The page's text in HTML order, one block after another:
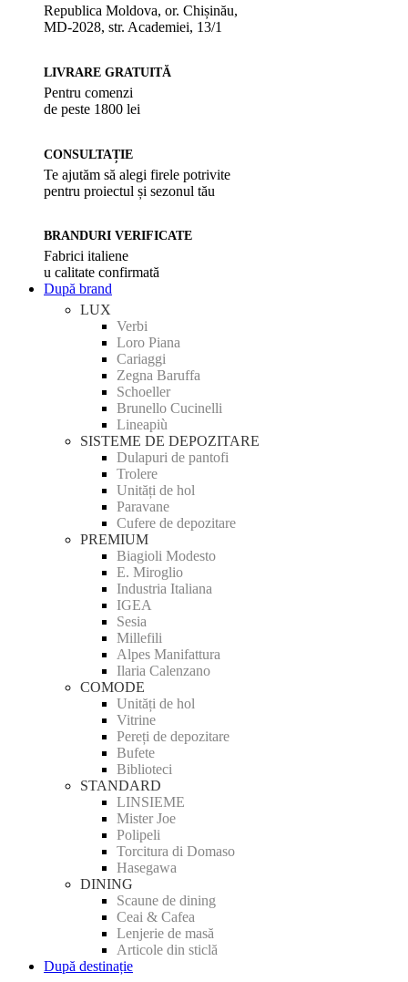
Republica Moldova, or. Chișinău,
MD-2028, str. Academiei, 13/1
LIVRARE GRATUITĂ
Pentru comenzi
de peste 1800 lei
CONSULTAȚIE
Te ajutăm să alegi firele potrivite
pentru proiectul și sezonul tău
BRANDURI VERIFICATE
Fabrici italiene
u calitate confirmată
După brand
LUX
Verbi
Loro Piana
Cariaggi
Zegna Baruffa
Schoeller
Brunello Cucinelli
Lineapiù
SISTEME DE DEPOZITARE
Dulapuri de pantofi
Trolere
Unități de hol
Paravane
Cufere de depozitare
PREMIUM
Biagioli Modesto
E. Miroglio
Industria Italiana
IGEA
Sesia
Millefili
Alpes Manifattura
Ilaria Calenzano
COMODE
Unități de hol
Vitrine
Pereți de depozitare
Bufete
Biblioteci
STANDARD
LINSIEME
Mister Joe
Polipeli
Torcitura di Domaso
Hasegawa
DINING
Scaune de dining
Ceai & Cafea
Lenjerie de masă
Articole din sticlă
După destinație